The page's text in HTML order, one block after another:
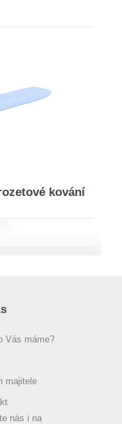
kování
Vás máme?
majitele
nás i na